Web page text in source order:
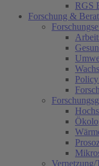
RGS
Forschung &
Vernetzung/